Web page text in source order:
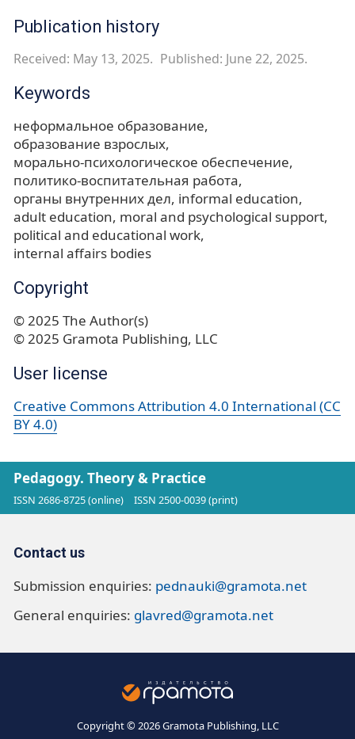
Publication history
Received: May 13, 2025. Published: June 22, 2025.
Keywords
неформальное образование
образование взрослых
морально-психологическое обеспечение
политико-воспитательная работа
органы внутренних дел informal education
adult education moral and psychological support
political and educational work
internal affairs bodies
Copyright
© 2025 The Author(s)
© 2025 Gramota Publishing, LLC
User license
Creative Commons Attribution 4.0 International (CC
BY 4.0)
Pedagogy. Theory & Practice
ISSN 2686-8725 (online) ISSN 2500-0039 (print)
Contact us
Submission enquiries: pednauki@gramota.net
General enquiries: glavred@gramota.net
Copyright © 2026 Gramota Publishing, LLC